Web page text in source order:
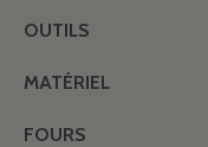
OUTILS
MATÉRIEL
FOURS